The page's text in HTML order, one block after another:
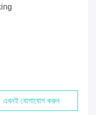
এখনই যোগাযোগ করুন